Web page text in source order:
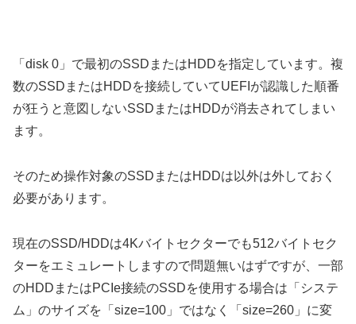
「disk 0」で最初のSSDまたはHDDを指定しています。複
数のSSDまたはHDDを接続していてUEFIが認識した順番
が狂うと意図しないSSDまたはHDDが消去されてしまい
ます。
そのため操作対象のSSDまたはHDDは以外は外しておく
必要があります。
現在のSSD/HDDは4Kバイトセクターでも512バイトセク
ターをエミュレートしますので問題無いはずですが、一部
のHDDまたはPCIe接続のSSDを使用する場合は「システ
ム」のサイズを「size=100」ではなく「size=260」に変